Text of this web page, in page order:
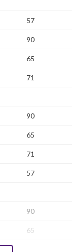
57
90
65
71
90
65
71
57
90
65